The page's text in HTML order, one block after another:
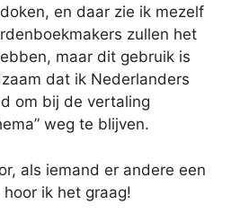
en daar zie ik mezelf
zullen het
maar dit gebruik is
dat ik Nederlanders
om bij de vertaling
weg te blijven.
als iemand er andere een
ik het graag!